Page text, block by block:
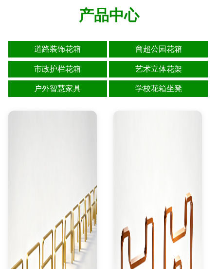
产品中心
道路装饰花箱 商超公园花箱
市政护栏花箱 艺术立体花架
户外智慧家具 学校花箱坐凳